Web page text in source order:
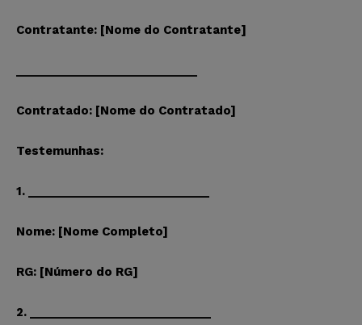
Contratante: [Nome do Contratante]
Contratado: [Nome do Contratado]
Testemunhas:
1. ____________________________
Nome: [Nome Completo]
RG: [Número do RG]
2. ____________________________